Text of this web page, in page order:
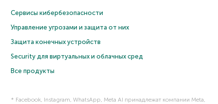
Сервисы кибербезопасности
Управление угрозами и защита от них
Защита конечных устройств
Security для виртуальных и облачных сред
Все продукты
* Facebook, Instagram, WhatsApp, Meta AI принадлежат компании Meta,